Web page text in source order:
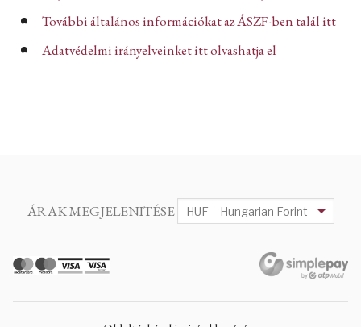
További általános információkat az ÁSZF-ben talál itt
Adatvédelmi irányelveinket itt olvashatja el
ÁRAK MEGJELENITÉSE